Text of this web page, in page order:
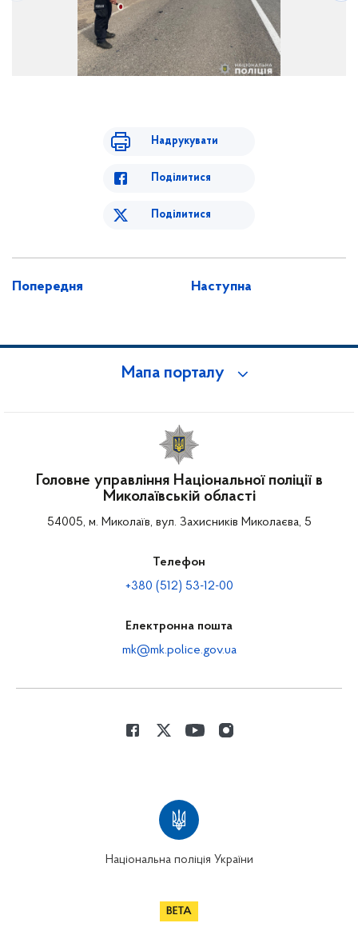
Надрукувати
Поділитися
Поділитися
Попередня Наступна
Мапа порталу
Головне управління Національної поліції в
Миколаївській області
54005, м. Миколаїв, вул. Захисників Миколаєва, 5
Телефон
+380 (512) 53-12-00
Електронна пошта
mk@mk.police.gov.ua
Національна поліція України